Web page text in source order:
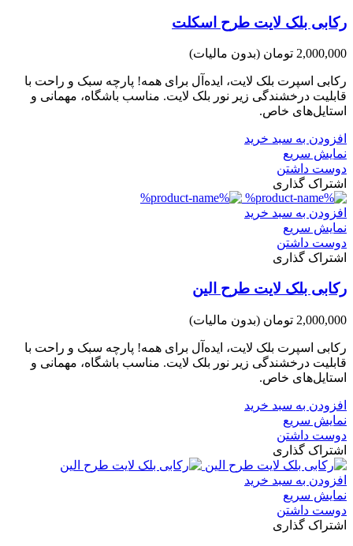
رکابی بلک لایت طرح اسکلت
2,000,000 تومان (بدون مالیات)
رکابی اسپرت بلک لایت، ایده‌آل برای همه! پارچه سبک و راحت با
قابلیت درخشندگی زیر نور بلک لایت. مناسب باشگاه، مهمانی و
استایل‌های خاص.
افزودن به سبد خرید
نمایش سریع
دوست داشتن
اشتراک گذاری
افزودن به سبد خرید
نمایش سریع
دوست داشتن
اشتراک گذاری
رکابی بلک لایت طرح الین
2,000,000 تومان (بدون مالیات)
رکابی اسپرت بلک لایت، ایده‌آل برای همه! پارچه سبک و راحت با
قابلیت درخشندگی زیر نور بلک لایت. مناسب باشگاه، مهمانی و
استایل‌های خاص.
افزودن به سبد خرید
نمایش سریع
دوست داشتن
اشتراک گذاری
افزودن به سبد خرید
نمایش سریع
دوست داشتن
اشتراک گذاری